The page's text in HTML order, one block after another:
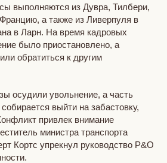
выполняются из Дувра, Тилбери,
а также из Ливерпуля в
в Ларн. На время кадровых
было приостановлено, а
обратиться к другим
осудили увольнение, а часть
выйти на забастовку,
привлек внимание
министра транспорта
Кортс упрекнул руководство P&O